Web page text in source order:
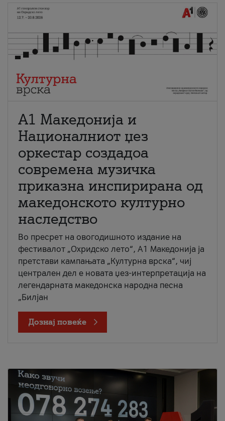
А1 Македонија и
Националниот џез
оркестар создадоа
современа музичка
приказна инспирирана од
македонското културно
наследство
Во пресрет на овогодишното издание на
фестивалот „Охридско лето“, А1 Македонија ја
претстави кампањата „Културна врска“, чиј
централен дел е новата џез-интерпретација на
легендарната македонска народна песна
„Билјан
Дознај повеќе